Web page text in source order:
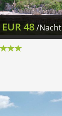
EUR48/Nacht